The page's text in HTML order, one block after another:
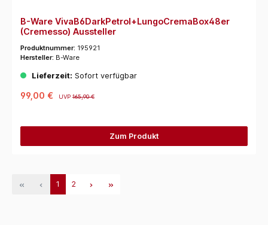
B-Ware VivaB6DarkPetrol+LungoCremaBox48er
(Cremesso) Aussteller
Produktnummer: 195921
Hersteller: B-Ware
Lieferzeit: Sofort verfügbar
99,00 € UVP165,90 €
Zum Produkt
1 2